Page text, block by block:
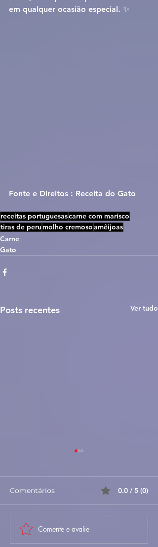
em qualquer ocasião especial. ✨
Fonte e Direitos : Receita do Gato
receitas portuguesascarne com marisco
tiras de perumolho cremosoamêijoas
Carne
Gato
Posts recentes Ver tudo
Moelas em Molho de
Tomate – Petisco
Comentários 0.0 / 5 (0)
Comente e avalie